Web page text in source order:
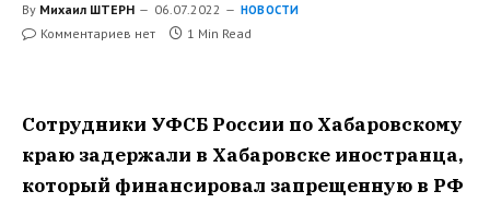
By Михаил ШТЕРН 06.07.2022 НОВОСТИ
Комментариев нет 1 Min Read
Сотрудники УФСБ России по Хабаровскому
краю задержали в Хабаровске иностранца,
который финансировал запрещенную в РФ